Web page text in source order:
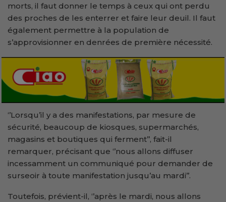
morts, il faut donner le temps à ceux qui ont perdu
des proches de les enterrer et faire leur deuil. Il faut
également permettre à la population de
s’approvisionner en denrées de première nécessité.
‘’Lorsqu’il y a des manifestations, par mesure de
sécurité, beaucoup de kiosques, supermarchés,
magasins et boutiques qui ferment’’, fait-il
remarquer, précisant que ‘’nous allons diffuser
incessamment un communiqué pour demander de
surseoir à toute manifestation jusqu’au mardi’’.
Toutefois, prévient-il, ‘’après le mardi, nous allons